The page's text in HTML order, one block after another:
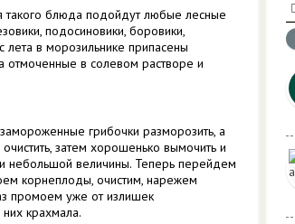
такого блюда подойдут любые лесные
подосиновики, боровики,
лета в морозильнике припасены
отмоченные в солевом растворе и
грибочки разморозить, а
затем хорошенько вымочить и
небольшой величины. Теперь перейдем
корнеплоды, очистим, нарежем
промоем уже от излишек
крахмала.